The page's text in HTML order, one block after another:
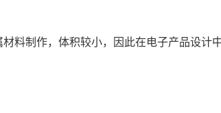
料制作，体积较小，因此在电子产品设计